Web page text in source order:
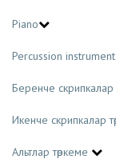
Piano
Percussion
Беренче скрипкалар
Икенче скрипкалар
Альтлар төркеме